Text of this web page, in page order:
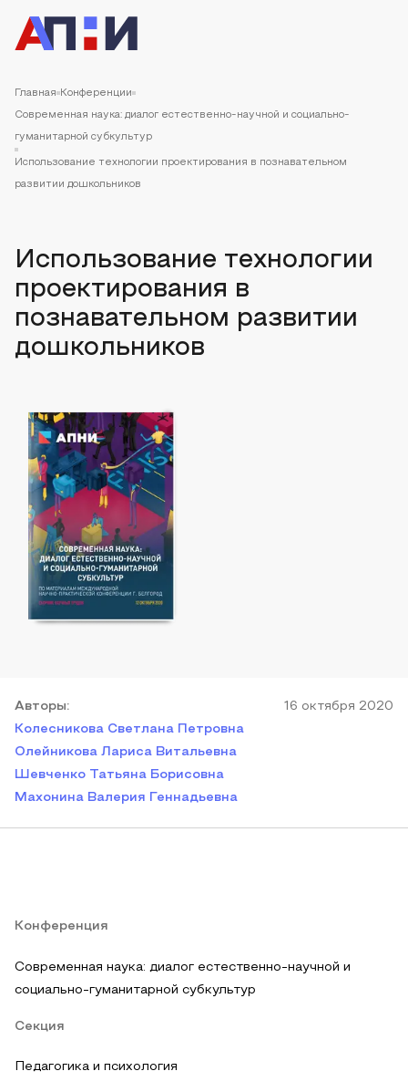
Главная Конференции
Современная наука: диалог естественно-научной и социально-
гуманитарной субкультур
Использование технологии проектирования в познавательном
развитии дошкольников
Использование технологии
проектирования в
познавательном развитии
дошкольников
Авторы:
Колесникова Светлана Петровна
Олейникова Лариса Витальевна
Шевченко Татьяна Борисовна
Махонина Валерия Геннадьевна
16 октября 2020
Конференция
Современная наука: диалог естественно-научной и
социально-гуманитарной субкультур
Секция
Педагогика и психология